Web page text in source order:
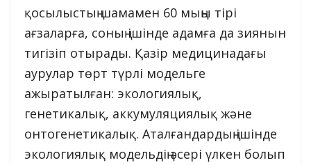
қосылыстың шамамен 60 мыңы тірі
ағзаларға, соның ішінде адамға да зиянын
тигізіп отырады. Қазір медицинадағы
аурулар төрт түрлі модельге
ажыратылған: экологиялық,
генетикалық, аккумуляциялық және
онтогенетикалық. Аталғандардың ішінде
экологиялық модельдің әсері үлкен болып